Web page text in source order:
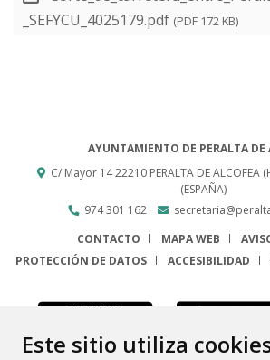
Este sitio utiliza
_SEFYCU_4025179.pdf (PDF 172 KB)
AYUNTAMIENTO DE PERALTA DE
C/ Mayor 1422210 PERALTA DE ALCOFEA
(ESPAÑA)
974 301 162
CONTACTO
MAPA WEB
PROTECCIÓN DE DATOS
ACCESIBILIDAD